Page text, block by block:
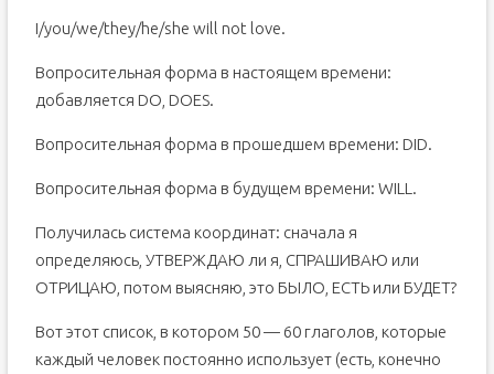
I/you/we/they/he/she will not love.
Вопросительная форма в настоящем времени:
добавляется DO, DOES.
Вопросительная форма в прошедшем времени: DID.
Вопросительная форма в будущем времени: WILL.
Получилась система координат: сначала я
определяюсь, УТВЕРЖДАЮ ли я, СПРАШИВАЮ или
ОТРИЦАЮ, потом выясняю, это БЫЛО, ЕСТЬ или БУДЕТ?
Вот этот список, в котором 50 — 60 глаголов, которые
каждый человек постоянно использует (есть, конечно